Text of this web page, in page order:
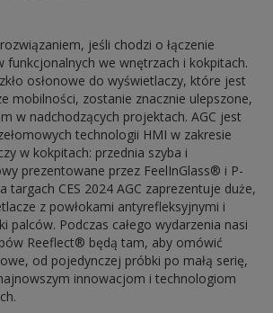
jeśli chodzi o łączenie
funkcjonalnych we wnętrzach i kokpitach.
osłonowe do wyświetlaczy, które jest
mobilności, zostanie znacznie ulepszone,
w nadchodzących projektach. AGC jest
technologii HMI w zakresie
w kokpitach: przednia szyba i
prezentowane przez FeelInGlass® i P-
targach CES 2024 AGC zaprezentuje duże,
z powłokami antyrefleksyjnymi i
palców. Podczas całego wydarzenia nasi
Reeflect® będą tam, aby omówić
od pojedynczej próbki po małą serię,
innowacjom i technologiom